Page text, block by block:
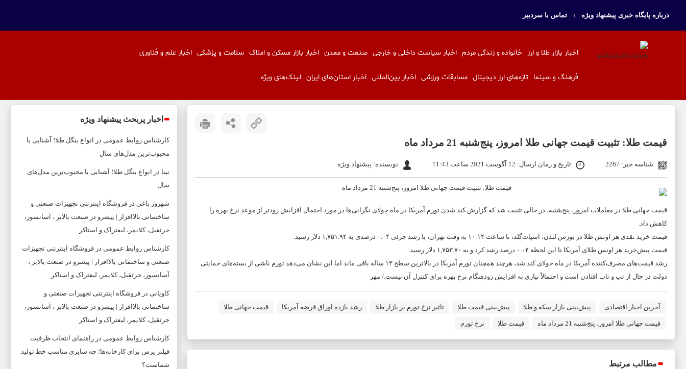
درباره پایگاه خبری پیشنهاد ویژه تماس با سردبیر
اخبار بازار طلا و ارز خانواده و زندگی مردم اخبار سیاست داخلی و خارجی صنعت و معدن اخبار بازار مسکن و املاک سلامت و پزشکی اخبار علم و فناوری
فرهنگ و سینما تازه‌های ارز دیجیتال مسابقات ورزشی اخبار بین‌المللی اخبار استان‌های ایران لینک‌های ویژه
قیمت طلا: تثبیت قیمت جهانی طلا امروز، پنج‌شنبه 21 مرداد ماه
شناسه خبر: 2267 تاریخ و زمان ارسال: 12 آگوست 2021 ساعت 11:43 نویسنده: پیشنهاد ویژه
قیمت جهانی طلا در معاملات امروز، پنج‌شنبه، در حالی تثبیت شد که گزارش کند شدن تورم آمریکا در ماه جولای نگرانی‌ها در مورد احتمال افزایش زودتر از موعد نرخ بهره را
کاهش داد.
قیمت خرید نقدی هر اونس طلا در بورس لندن، اسپات‌گلد، تا ساعت ۱۰:۱۴ به وقت تهران، با رشد جزئی ۰.۰۴ درصدی به ۱,۷۵۱.۹۴ دلار رسید.
قیمت پیش‌خرید هر اونس طلای آمریکا تا این لحظه ۰.۰۴ درصد رشد کرد و به ۱,۷۵۳.۷۰ دلار رسید.
رشد قیمت‌های مصرف‌کننده آمریکا در ماه جولای کند شد، هرچند همچنان تورم آمریکا در بالاترین سطح ۱۳ ساله باقی ماند اما این نشان می‌دهد تورم ناشی از بسته‌های حمایتی
دولت در حال از تب و تاب افتادن است و احتمالاً نیازی به افزایش زودهنگام نرخ بهره برای کنترل آن نیست./ مهر
آخرین اخبار اقتصادی پیش‌بینی بازار سکه و طلا پیش‌بینی قیمت طلا تاثیر نرخ تورم بر بازار طلا رشد بازده اوراق قرضه آمریکا قیمت جهانی طلا
قیمت جهانی طلا امروز، پنج‌شنبه 21 مرداد ماه قیمت طلا نرخ تورم
مطالب مرتبط
اخبار پربحث پیشنهاد ویژه
کارشناس روابط عمومی در
انواع بنگل طلا؛ آشنایی با
محبوب‌ترین مدل‌های سال
نینا در
انواع بنگل طلا؛ آشنایی با محبوب‌ترین مدل‌های
سال
شهروز باغی در فروشگاه اینترنتی تجهیزات صنعتی و
ساختمانی بالاافزار | پیشرو در صنعت بالابر ، آسانسور،
جرثقیل، کلایمر، لیفتراک و استاکر
کارشناس روابط عمومی در فروشگاه اینترنتی تجهیزات
صنعتی و ساختمانی بالاافزار | پیشرو در صنعت بالابر ،
آسانسور، جرثقیل، کلایمر، لیفتراک و استاکر
کاویانی در فروشگاه اینترنتی تجهیزات صنعتی و
ساختمانی بالاافزار | پیشرو در صنعت بالابر ، آسانسور،
جرثقیل، کلایمر، لیفتراک و استاکر
کارشناس روابط عمومی در راهنمای انتخاب ظرفیت
فیلتر پرس برای کارخانه‌ها؛ چه سایزی مناسب خط تولید
شماست؟